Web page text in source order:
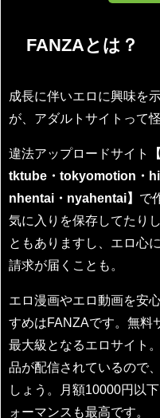
FANZAとは？
成長に伴いエロに興味を
が、アダルトサイトって
違法アップロードサイト
tktube・tokyomotion・
nhentai・nyahentai】 で
気に入りを保存してたり
ともありますし、エロ心
請求が届くことも。
エロ漫画やエロ動画を安
すめはFANZAです。無料
最大級となるエロサイト
品が配信されているので
しょう。月額10000円以
ォーマンスも最高です。